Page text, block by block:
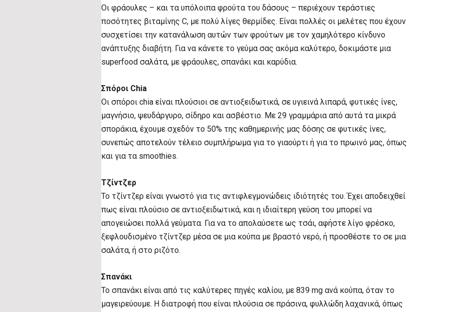
Οι φράουλες – και τα υπόλοιπα φρούτα του δάσους – περιέχουν τεράστιες
ποσότητες βιταμίνης C, με πολύ λίγες θερμίδες. Είναι πολλές οι μελέτες που έχουν
συσχετίσει την κατανάλωση αυτών των φρούτων με τον χαμηλότερο κίνδυνο
ανάπτυξης διαβήτη. Για να κάνετε το γεύμα σας ακόμα καλύτερο, δοκιμάστε μια
superfood σαλάτα, με φράουλες, σπανάκι και καρύδια.
Σπόροι Chia
Οι σπόροι chia είναι πλούσιοι σε αντιοξειδωτικά, σε υγιεινά λιπαρά, φυτικές ίνες,
μαγνήσιο, ψευδάργυρο, σίδηρο και ασβέστιο. Με 29 γραμμάρια από αυτά τα μικρά
σποράκια, έχουμε σχεδόν το 50% της καθημερινής μας δόσης σε φυτικές ίνες,
συνεπώς αποτελούν τέλειο συμπλήρωμα για το γιαούρτι ή για το πρωινό μας, όπως
και για τα smoothies.
Τζίντζερ
Το τζίντζερ είναι γνωστό για τις αντιφλεγμονώδεις ιδιότητές του. Έχει αποδειχθεί
πως είναι πλούσιο σε αντιοξειδωτικά, και η ιδιαίτερη γεύση του μπορεί να
απογειώσει πολλά γεύματα. Για να το απολαύσετε ως τσάι, αφήστε λίγο φρέσκο,
ξεφλουδισμένο τζίντζερ μέσα σε μια κούπα με βραστό νερό, ή προσθέστε το σε μια
σαλάτα, ή στο ριζότο.
Σπανάκι
Το σπανάκι είναι από τις καλύτερες πηγές καλίου, με 839 mg ανά κούπα, όταν το
μαγειρεύουμε. Η διατροφή που είναι πλούσια σε πράσινα, φυλλώδη λαχανικά, όπως